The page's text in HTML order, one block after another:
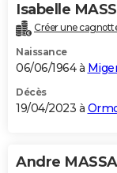
Isabelle
Créer une
Naissance
06/06/1964 à
Décès
19/04/2023 à
Andre